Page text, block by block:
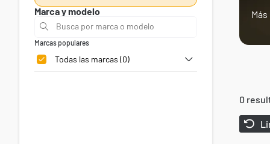
Marca y modelo
Busca por marca o modelo
Marcas populares
Todas las marcas (0)
0